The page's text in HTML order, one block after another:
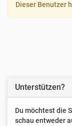
Dieser Benutzer
Unterstützen?
Du möchtest die
schau entweder